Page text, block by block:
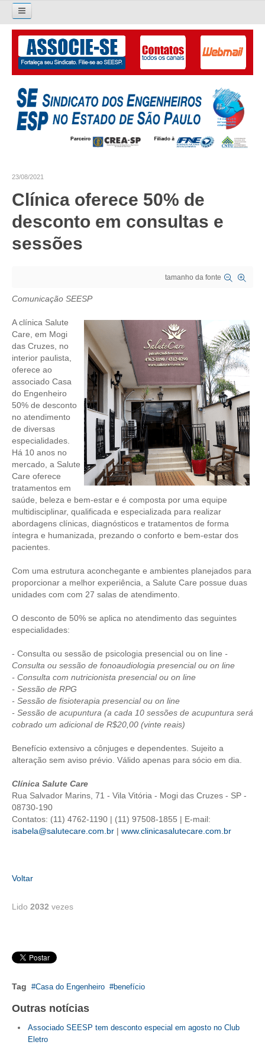
Pesquisar...
O SINDICATO
APRESENTAÇÃO
PALAVRA DO PRESIDENTE
SUBSEDES SINDICAIS
GALERIA EX-PRESIDENTES
HISTÓRICO E ATUAÇÃO
COMPOSIÇÃO
CONSELHOS ASSESSORES
PERSONALIDADES DA TECNOLOGIA
NÚCLEO DA MULHER ENGENHEIRA
TRANSPARÊNCIA
JURÍDICO
CONSULTORIA
ACORDOS, CONVENÇÕES E DISSÍDIOS
CONTRIBUIÇÕES
CONTRIBUIÇÃO ASSISTENCIAL
CONTRIBUIÇÃO ASSOCIATIVA OU ANUIDADE DE SÓCIO
CONTRIBUIÇÃO SINDICAL URBANA
FGTS CORREÇÃO
LEGISLAÇÃO
LEI 4.950-A/1966 – PISO SALARIAL
LEI 6.496/1977 – ART
RES 1.002/2002 – CÓDIGO DE ÉTICA
EMPREGO E ESTÁGIO
CARREIRA
AUTÔNOMOS E SERVIÇOS
NEWSLETTER
23/08/2021
Clínica oferece 50% de
desconto em consultas e
sessões
tamanho da fonte
Comunicação SEESP
A clínica Salute
Care, em Mogi
das Cruzes, no
interior paulista,
oferece ao
associado Casa
do Engenheiro
50% de desconto
no atendimento
de diversas
especialidades.
Há 10 anos no
mercado, a Salute
Care oferece
tratamentos em
saúde, beleza e bem-estar e é composta por uma equipe
multidisciplinar, qualificada e especializada para realizar
abordagens clínicas, diagnósticos e tratamentos de forma
íntegra e humanizada, prezando o conforto e bem-estar dos
pacientes.
Com uma estrutura aconchegante e ambientes planejados para
proporcionar a melhor experiência, a Salute Care possue duas
unidades com com 27 salas de atendimento.
O desconto de 50% se aplica no atendimento das seguintes
especialidades:
- Consulta ou sessão de psicologia presencial ou on line -
Consulta ou sessão de fonoaudiologia presencial ou on line
- Consulta com nutricionista presencial ou on line
- Sessão de RPG
- Sessão de fisioterapia presencial ou on line
- Sessão de acupuntura (a cada 10 sessões de acupuntura será
cobrado um adicional de R$20,00 (vinte reais)
Benefício extensivo a cônjuges e dependentes. Sujeito a
alteração sem aviso prévio. Válido apenas para sócio em dia.
Clínica Salute Care
Rua Salvador Marins, 71 - Vila Vitória - Mogi das Cruzes - SP -
08730-190
Contatos: (11) 4762-1190 | (11) 97508-1855 | E-mail:
isabela@salutecare.com.br | www.clinicasalutecare.com.br
Voltar
Lido 2032 vezes
Tag Casa do Engenheiro benefício
Outras notícias
Associado SEESP tem desconto especial em agosto no Club
Eletro